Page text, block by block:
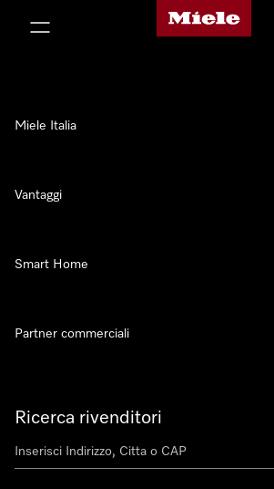
Homepage di Miele
Ricerca rivenditori
Miele Italia
Vantaggi
Smart Home
Partner commerciali